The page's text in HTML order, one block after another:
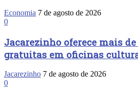
Economia 7 de agosto de 2026
0
Jacarezinho oferece mais de
gratuitas em oficinas
Jacarezinho 7 de agosto de 2026
0